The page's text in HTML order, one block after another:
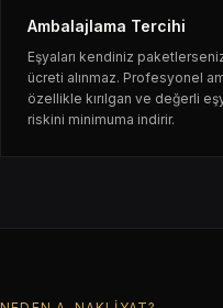
Ambalajlama Tercihi
Eşyaları kendiniz
ücreti alınmaz. Profesyonel
özellikle kırılgan ve değerli
riskini minimuma indirir.